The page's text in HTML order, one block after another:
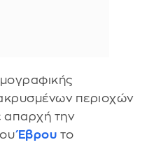
περιοχών
απαρχή την
Έβρου το